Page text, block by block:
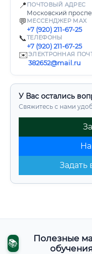
📍 ПОЧТОВЫЙ АДРЕС
Московский
💬 МЕССЕНДЖЕР MAX
+7 (920) 211-67-25
📞ТЕЛЕФОНЫ
+7 (920) 211-67-25
✉️ЭЛЕКТРОННАЯ
382652@mail.ru
У Вас остались
Свяжитесь с нами
Задать
📚
Полезные